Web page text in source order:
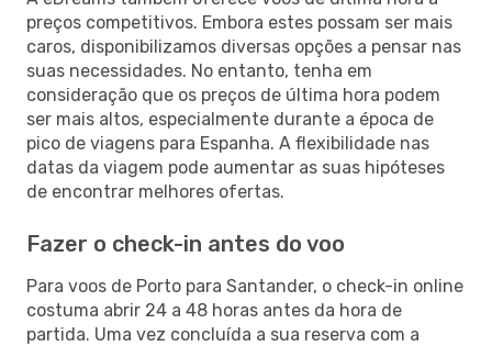
preços competitivos. Embora estes possam ser mais
caros, disponibilizamos diversas opções a pensar nas
suas necessidades. No entanto, tenha em
consideração que os preços de última hora podem
ser mais altos, especialmente durante a época de
pico de viagens para Espanha. A flexibilidade nas
datas da viagem pode aumentar as suas hipóteses
de encontrar melhores ofertas.
Fazer o check-in antes do voo
Para voos de Porto para Santander, o check-in online
costuma abrir 24 a 48 horas antes da hora de
partida. Uma vez concluída a sua reserva com a